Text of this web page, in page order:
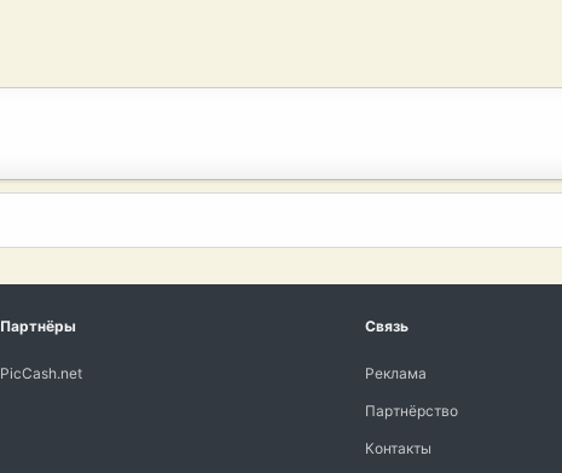
Партнёры
PicCash.net
Связь
Реклама
Партнёрство
Контакты